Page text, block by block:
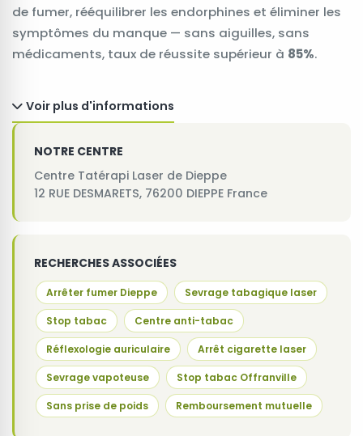
de fumer, rééquilibrer les endorphines et éliminer les
symptômes du manque — sans aiguilles, sans
médicaments, taux de réussite supérieur à 85%.
Voir plus d'informations
NOTRE CENTRE
Centre Tatérapi Laser de Dieppe
12 RUE DESMARETS, 76200 DIEPPE France
RECHERCHES ASSOCIÉES
Arrêter fumer Dieppe Sevrage tabagique laser
Stop tabac Centre anti-tabac
Réflexologie auriculaire Arrêt cigarette laser
Sevrage vapoteuse Stop tabac Offranville
Sans prise de poids Remboursement mutuelle